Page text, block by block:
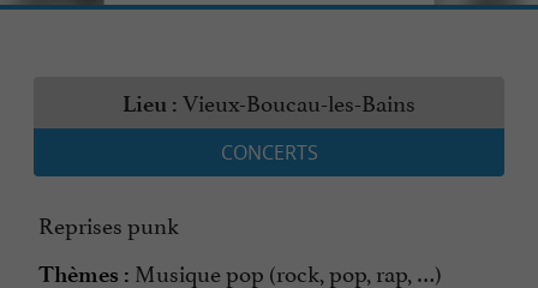
Lieu : Vieux-Boucau-les-Bains
CONCERTS
Reprises punk
Thèmes : Musique pop (rock, pop, rap, …)